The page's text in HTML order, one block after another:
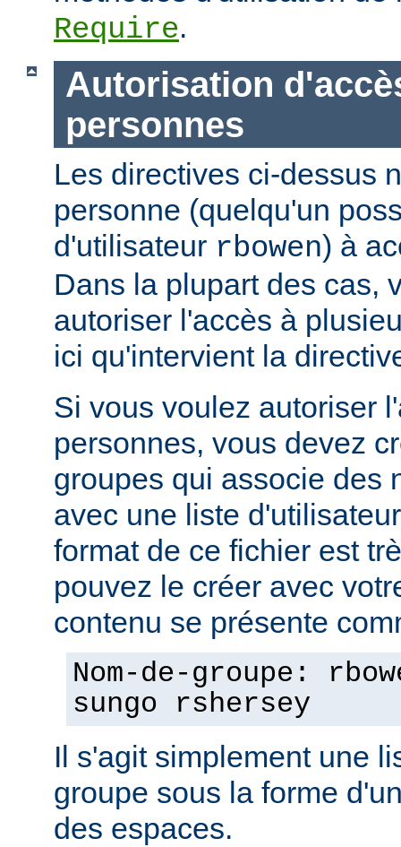
Require.
Autorisation
personnes
Les directives ci-dessus
personne (quelqu'un
d'utilisateur rbowen) à
Dans la plupart des cas,
autoriser l'accès à
ici qu'intervient la
Si vous voulez autoriser
personnes, vous devez
groupes qui associe des
avec une liste
format de ce fichier est
pouvez le créer avec
contenu se présente
Nom-de-groupe:
sungo rshersey
Il s'agit simplement une
groupe sous la forme
des espaces.